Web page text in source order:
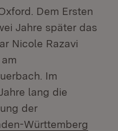
Dem Ersten
Jahre später das
Nicole Razavi
Im
lang die
der
Württemberg